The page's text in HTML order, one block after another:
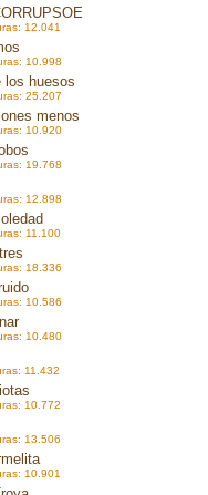
12.041
10.998
los huesos
25.207
menos
10.920
19.768
12.898
11.100
18.336
10.586
10.480
11.432
10.772
13.506
10.901